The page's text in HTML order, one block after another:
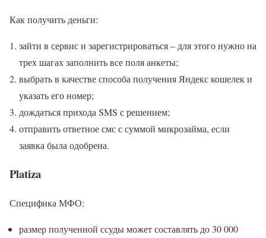
Как получить деньги:
зайти в сервис и зарегистрироваться – для этого нужно на
трех шагах заполнить все поля анкеты;
выбрать в качестве способа получения Яндекс кошелек и
указать его номер;
дождаться прихода SMS с решением;
отправить ответное смс с суммой микрозайма, если
заявка была одобрена.
Platiza
Специфика МФО:
размер полученной ссуды может составлять до 30 000